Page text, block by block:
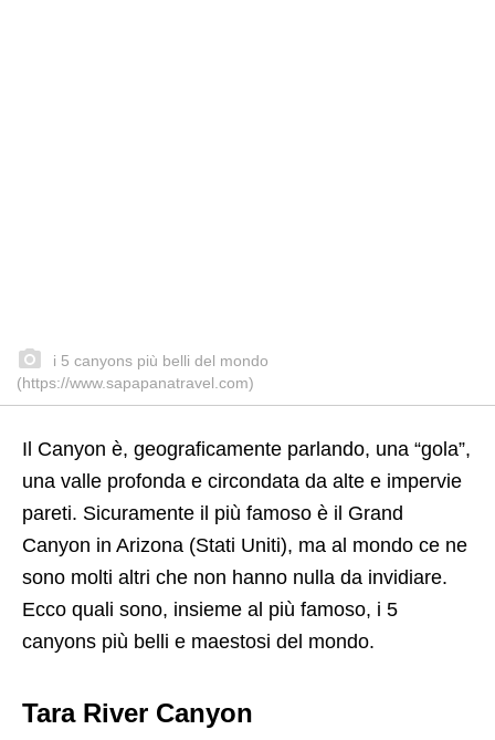
i 5 canyons più belli del mondo
(https://www.sapapanatravel.com)
Il Canyon è, geograficamente parlando, una “gola”,
una valle profonda e circondata da alte e impervie
pareti. Sicuramente il più famoso è il Grand
Canyon in Arizona (Stati Uniti), ma al mondo ce ne
sono molti altri che non hanno nulla da invidiare.
Ecco quali sono, insieme al più famoso, i 5
canyons più belli e maestosi del mondo.
Tara River Canyon